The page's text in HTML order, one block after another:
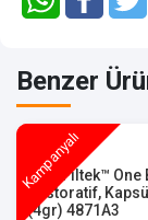
Benzer
Kampanyalı
3M™ Filtek™ One
Restoratif,
(4gr) 4871A3